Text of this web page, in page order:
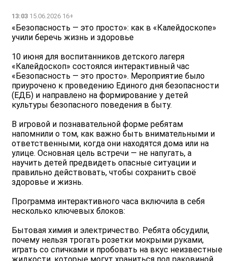
13:03 15.06.2026 16+
«Безопасность — это просто»: как в «Калейдоскопе»
учили беречь жизнь и здоровье
10 июня для воспитанников детского лагеря
«Калейдоскоп» состоялся интерактивный час
«Безопасность — это просто». Мероприятие было
приурочено к проведению Единого дня безопасности
(ЕДБ) и направлено на формирование у детей
культуры безопасного поведения в быту.
В игровой и познавательной форме ребятам
напомнили о том, как важно быть внимательными и
ответственными, когда они находятся дома или на
улице. Основная цель встречи — не напугать, а
научить детей предвидеть опасные ситуации и
правильно действовать, чтобы сохранить своё
здоровье и жизнь.
Программа интерактивного часа включила в себя
несколько ключевых блоков:
Бытовая химия и электричество. Ребята обсудили,
почему нельзя трогать розетки мокрыми руками,
играть со спичками и пробовать на вкус неизвестные